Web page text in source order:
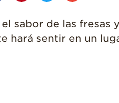
sabor de las fresas
hará sentir en un